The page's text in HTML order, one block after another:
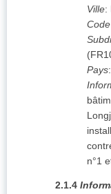
Ville:
(
Pays:
n°1
2.1.4